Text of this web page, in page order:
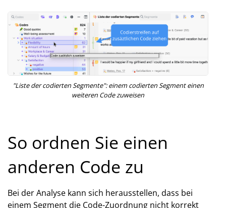
"Liste der codierten Segmente": einem codierten Segment einen
weiteren Code zuweisen
So ordnen Sie einen
anderen Code zu
Bei der Analyse kann sich herausstellen, dass bei
einem Segment die Code-Zuordnung nicht korrekt